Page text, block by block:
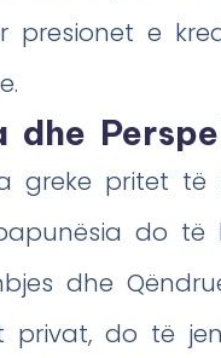
presionet e
dhe
greke pritet të
do të
dhe
privat, do të